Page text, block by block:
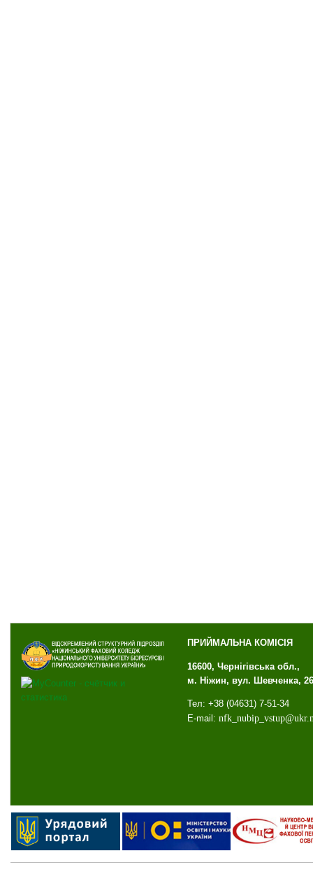
ПРИЙМАЛЬНА КОМІСІЯ
16600, Чернігівська обл.,
м. Ніжин, вул. Шевченка, 26
Тел: +38 (04631) 7-51-34
E-mail: nfk_ nubip_ vstup@ukr.